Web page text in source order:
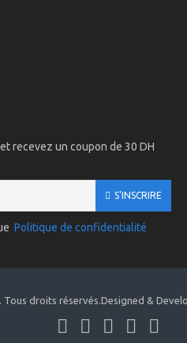
recevez un coupon de 30 DH
S'INSCRIRE
Politique de confidentialité
droits réservés.Designed &